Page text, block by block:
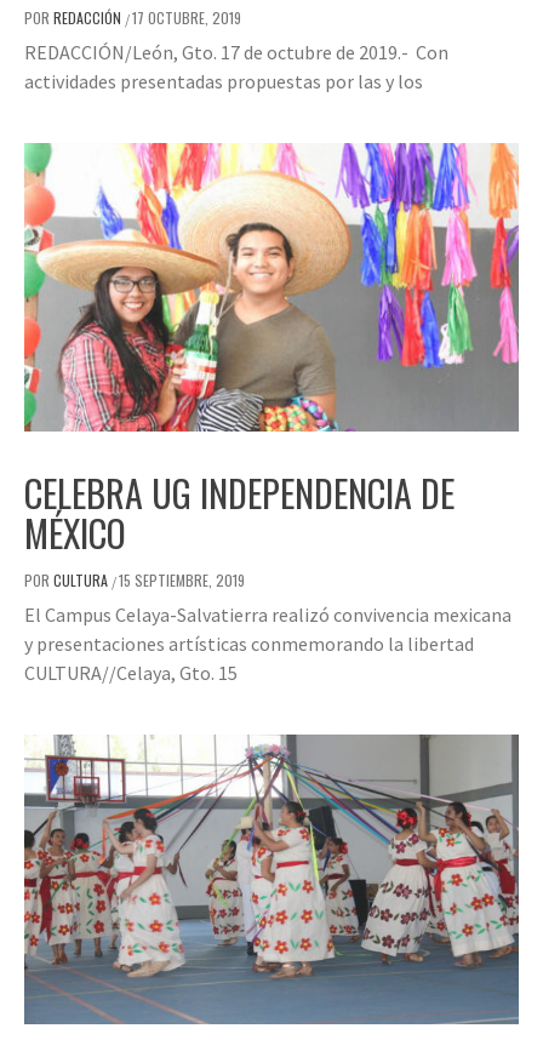
POR REDACCIÓN /17 OCTUBRE, 2019
REDACCIÓN/León, Gto. 17 de octubre de 2019.- Con
actividades presentadas propuestas por las y los
CELEBRA UG INDEPENDENCIA DE
MÉXICO
POR CULTURA /15 SEPTIEMBRE, 2019
El Campus Celaya-Salvatierra realizó convivencia mexicana
y presentaciones artísticas conmemorando la libertad
CULTURA//Celaya, Gto. 15